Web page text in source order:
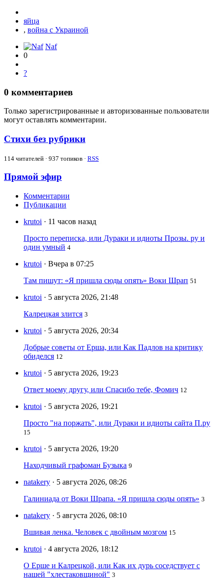
яйца
, война с Украиной
Naf
0
?
0 комментариев
Только зарегистрированные и авторизованные пользователи
могут оставлять комментарии.
Стихи без рубрики
114 читателей · 937 топиков · RSS
Прямой эфир
Комментарии
Публикации
krutoi · 11 часов назад
Просто переписка, или Дураки и идиоты Прозы. ру и
один умный 4
krutoi · Вчера в 07:25
Там пишут: «Я пришла сюды опять» Воки Шрап 51
krutoi · 5 августа 2026, 21:48
Калрецкая злится 3
krutoi · 5 августа 2026, 20:34
Добрые советы от Ерша, или Как Падлов на критику
обиделся 12
krutoi · 5 августа 2026, 19:23
Ответ моему другу, или Спасибо тебе, Фомич 12
krutoi · 5 августа 2026, 19:21
Просто "на поржать", или Дураки и идиоты сайта П.ру
15
krutoi · 5 августа 2026, 19:20
Находчивый графоман Бузыка 9
natakery · 5 августа 2026, 08:26
Галиниада от Воки Шрапа. «Я пришла сюды опять» 3
natakery · 5 августа 2026, 08:10
Вшивая ленка. Человек с двойным мозгом 15
krutoi · 4 августа 2026, 18:12
О Ерше и Калрецкой, или Как их дурь соседствует с
нашей "хлестаковщиной" 3